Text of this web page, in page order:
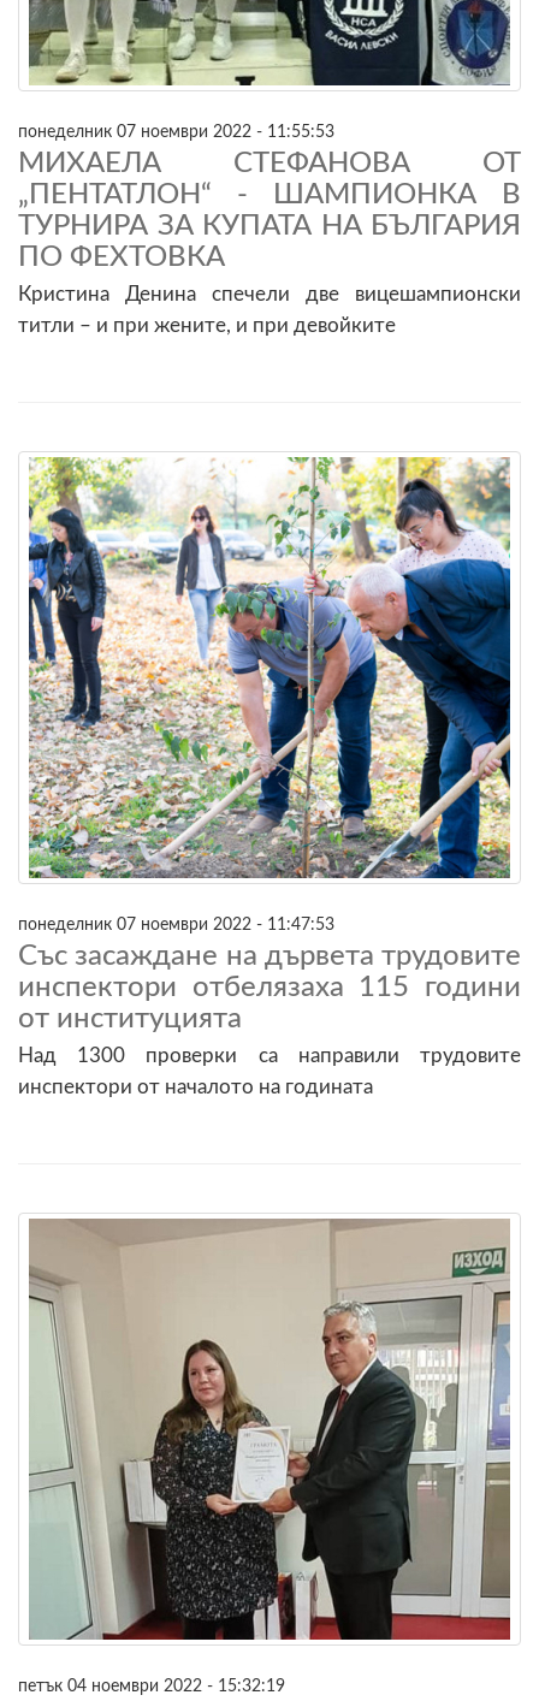
понеделник 07 ноември 2022 - 11:55:53
МИХАЕЛА СТЕФАНОВА ОТ
„ПЕНТАТЛОН“ - ШАМПИОНКА В
ТУРНИРА ЗА КУПАТА НА БЪЛГАРИЯ
ПО ФЕХТОВКА
Кристина Денина спечели две вицешампионски
титли – и при жените, и при девойките
понеделник 07 ноември 2022 - 11:47:53
Със засаждане на дървета трудовите
инспектори отбелязаха 115 години
от институцията
Над 1300 проверки са направили трудовите
инспектори от началото на годината
петък 04 ноември 2022 - 15:32:19